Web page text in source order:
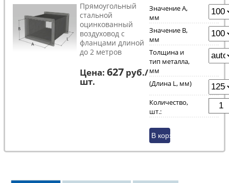
Прямоугольный
стальной
оцинкованный
воздуховод с
фланцами длиной
до 2 метров
Цена: 627руб./
шт.
Значение A,
мм
Значение B,
мм
Толщина и
тип металла,
мм
(Длина L, мм)
Количество,
шт.: